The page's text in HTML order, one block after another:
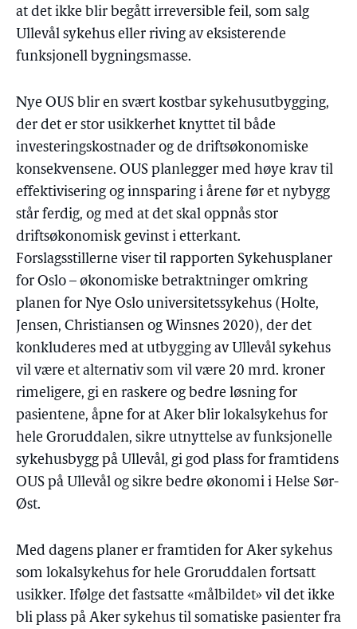
at det ikke blir begått irreversible feil, som salg
Ullevål sykehus eller riving av eksisterende
funksjonell bygningsmasse.
Nye OUS blir en svært kostbar sykehusutbygging,
der det er stor usikkerhet knyttet til både
investeringskostnader og de driftsøkonomiske
konsekvensene. OUS planlegger med høye krav til
effektivisering og innsparing i årene før et nybygg
står ferdig, og med at det skal oppnås stor
driftsøkonomisk gevinst i etterkant.
Forslagsstillerne viser til rapporten Sykehusplaner
for Oslo – økonomiske betraktninger omkring
planen for Nye Oslo universitetssykehus (Holte,
Jensen, Christiansen og Winsnes 2020), der det
konkluderes med at utbygging av Ullevål sykehus
vil være et alternativ som vil være 20 mrd. kroner
rimeligere, gi en raskere og bedre løsning for
pasientene, åpne for at Aker blir lokalsykehus for
hele Groruddalen, sikre utnyttelse av funksjonelle
sykehusbygg på Ullevål, gi god plass for framtidens
OUS på Ullevål og sikre bedre økonomi i Helse Sør-
Øst.
Med dagens planer er framtiden for Aker sykehus
som lokalsykehus for hele Groruddalen fortsatt
usikker. Ifølge det fastsatte «målbildet» vil det ikke
bli plass på Aker sykehus til somatiske pasienter fra